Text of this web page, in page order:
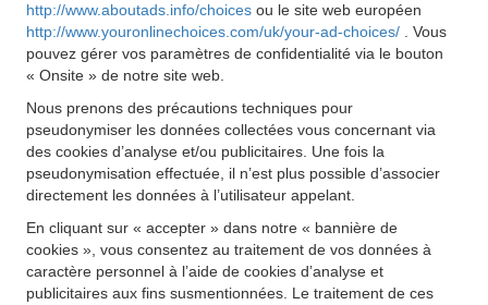
http://www.aboutads.info/choices ou le site web européen
http://www.youronlinechoices.com/uk/your-ad-choices/
. Vous
pouvez gérer vos paramètres de confidentialité via le bouton
« Onsite » de notre site web.
Nous prenons des précautions techniques pour
pseudonymiser les données collectées vous concernant via
des cookies d’analyse et/ou publicitaires. Une fois la
pseudonymisation effectuée, il n’est plus possible d’associer
directement les données à l’utilisateur appelant.
En cliquant sur « accepter » dans notre « bannière de
cookies », vous consentez au traitement de vos données à
caractère personnel à l’aide de cookies d’analyse et
publicitaires aux fins susmentionnées. Le traitement de ces